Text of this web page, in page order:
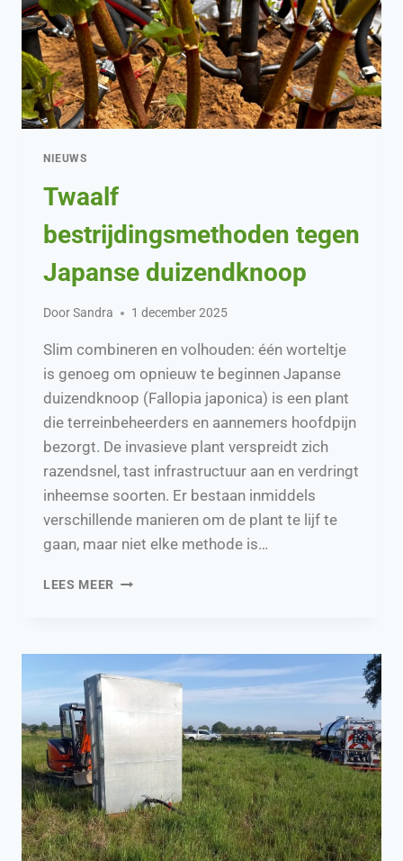
NIEUWS
Twaalf
bestrijdingsmethoden tegen
Japanse duizendknoop
DoorSandra 1 december 2025
Slim combineren en volhouden: één worteltje
is genoeg om opnieuw te beginnen Japanse
duizendknoop (Fallopia japonica) is een plant
die terreinbeheerders en aannemers hoofdpijn
bezorgt. De invasieve plant verspreidt zich
razendsnel, tast infrastructuur aan en verdringt
inheemse soorten. Er bestaan inmiddels
verschillende manieren om de plant te lijf te
gaan, maar niet elke methode is…
LEES MEER TWAALF
DUIZENDKNOOP